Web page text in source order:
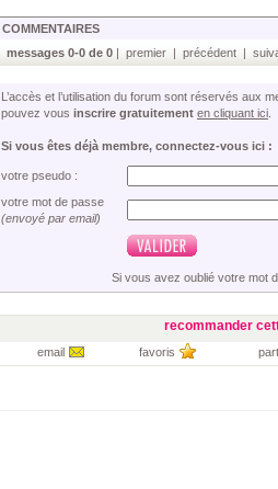
COMMENTAIRES
messages 0-0 de 0 | premier | précédent |
L’accès et l’utilisation du forum sont réservés aux
pouvez vous inscrire gratuitement en cliquant ici
Si vous êtes déjà membre, connectez-vous ici :
votre pseudo :
votre mot de passe
(envoyé par email)
Si vous avez oublié votre mot
recommander
email favoris